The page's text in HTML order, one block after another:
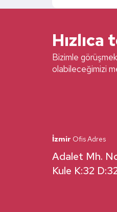
Bizimle
olabileceğimizi
İzmir Ofis Adres
Adalet Mh.
Kule K:32